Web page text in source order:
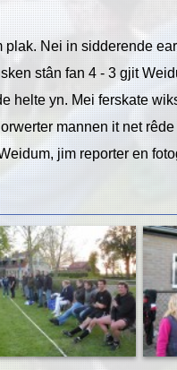
Nei in sidderende
stân fan 4 - 3 gjit
helte yn. Mei ferskate
mannen it net
jim reporter en